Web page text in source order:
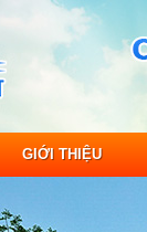
GIỚI THIỆU